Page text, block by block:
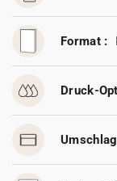
Format :
Druck-